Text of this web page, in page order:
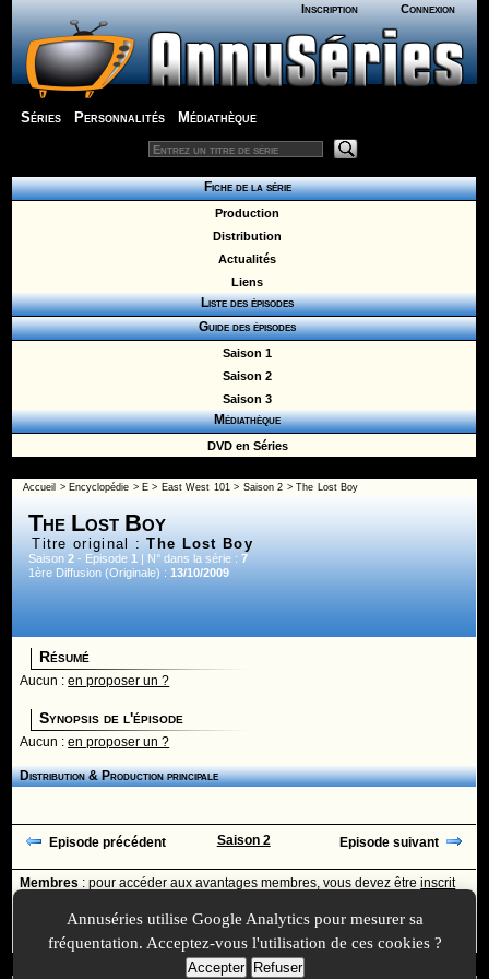
Inscription Connexion
Séries Personnalités Médiathèque
Fiche de la série
Production
Distribution
Actualités
Liens
Liste des épisodes
Guide des épisodes
Saison 1
Saison 2
Saison 3
Médiathèque
DVD en Séries
Accueil > Encyclopédie > E > East West 101> Saison 2 > The Lost Boy
The Lost Boy
Titre original :The Lost Boy
Saison2 - Episode1 | N° dans la série :7
1ère Diffusion (Originale) :13/10/2009
Résumé
Aucun :en proposer un ?
Synopsis de l'épisode
Aucun :en proposer un ?
Distribution & Production principale
Episode précédent Saison 2 Episode suivant
Membres : pour accéder aux avantages membres, vous devez êtreinscrit
Ajoutée le :30/11/-0001 à 00:00 -Mise à jour le :30/11/-0001 à 00:00
Annuséries utilise Google Analytics pour mesurer sa
fréquentation. Acceptez-vous l'utilisation de ces cookies ?
Accepter Refuser